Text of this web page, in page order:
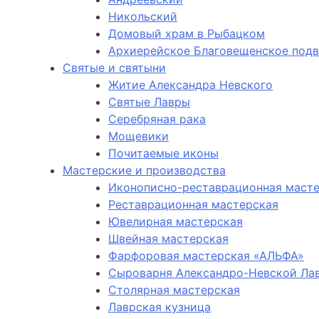
Никольский
Домовый храм в Рыбацком
Архиерейское Благовещенское
Святые и святыни
Житие Александра Невского
Святые Лавры
Серебряная рака
Мощевики
Почитаемые иконы
Мастерские и производства
Иконописно-реставрационная
Реставрационная мастерская
Ювелирная мастерская
Швейная мастерская
Фарфоровая мастерская «АЛЬФА»
Сыроварня Александро-Невской
Столярная мастерская
Лаврская кузница